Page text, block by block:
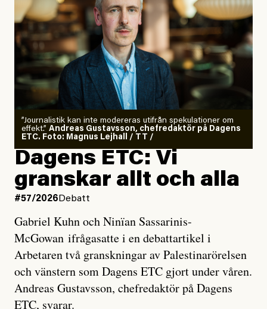
”Journalistik kan inte modereras utifrån spekulationer om
effekt.” Andreas Gustavsson, chefredaktör på Dagens
ETC. Foto: Magnus Lejhall / TT /
Dagens ETC: Vi
granskar allt och alla
#57/2026 Debatt
Gabriel Kuhn och Ninïan Sassarinis-
McGowan ifrågasatte i en debattartikel i
Arbetaren två granskningar av Palestinarörelsen
och vänstern som Dagens ETC gjort under våren.
Andreas Gustavsson, chefredaktör på Dagens
ETC, svarar.